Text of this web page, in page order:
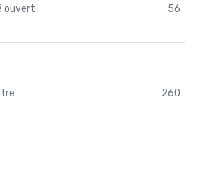
ouvert 56
260